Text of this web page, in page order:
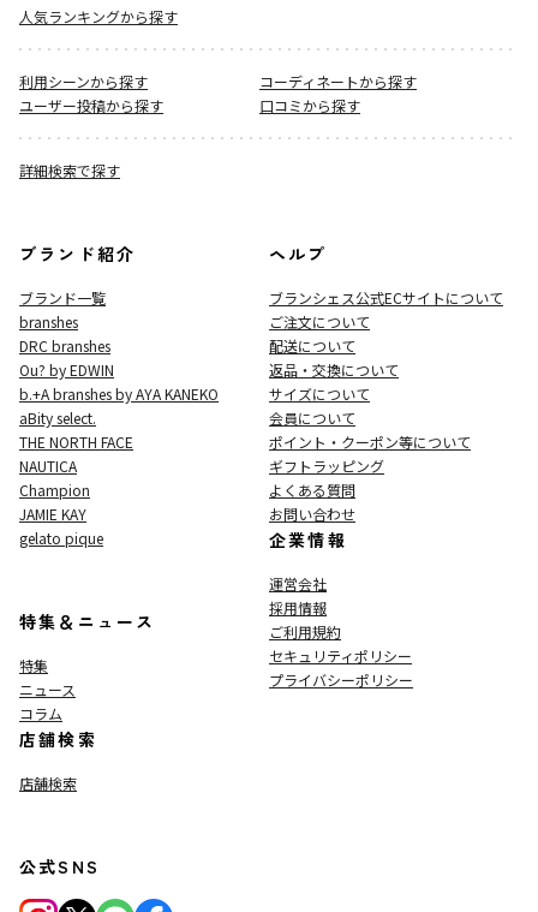
人気ランキングから探す
利用シーンから探す
コーディネートから探す
ユーザー投稿から探す
口コミから探す
詳細検索で探す
ブランド紹介
ブランド一覧
branshes
DRC branshes
Ou? by EDWIN
b.+A branshes by AYA KANEKO
aBity select.
THE NORTH FACE
NAUTICA
Champion
JAMIE KAY
gelato pique
特集＆ニュース
特集
ニュース
コラム
店舗検索
店舗検索
ヘルプ
ブランシェス公式ECサイトについて
ご注文について
配送について
返品・交換について
サイズについて
会員について
ポイント・クーポン等について
ギフトラッピング
よくある質問
お問い合わせ
企業情報
運営会社
採用情報
ご利用規約
セキュリティポリシー
プライバシーポリシー
公式SNS